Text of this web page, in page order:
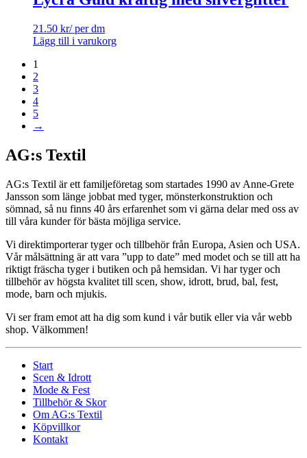
21.50 kr/ per dm
Lägg till i varukorg
1
2
3
4
5
→
AG:s Textil
AG:s Textil är ett familjeföretag som startades 1990 av Anne-Grete
Jansson som länge jobbat med tyger, mönsterkonstruktion och
sömnad, så nu finns 40 års erfarenhet som vi gärna delar med oss av
till våra kunder för bästa möjliga service.
Vi direktimporterar tyger och tillbehör från Europa, Asien och USA.
Vår målsättning är att vara ”upp to date” med modet och se till att ha
riktigt fräscha tyger i butiken och på hemsidan. Vi har tyger och
tillbehör av högsta kvalitet till scen, show, idrott, brud, bal, fest,
mode, barn och mjukis.
Vi ser fram emot att ha dig som kund i vår butik eller via vår webb
shop. Välkommen!
Start
Scen & Idrott
Mode & Fest
Tillbehör & Skor
Om AG:s Textil
Köpvillkor
Kontakt